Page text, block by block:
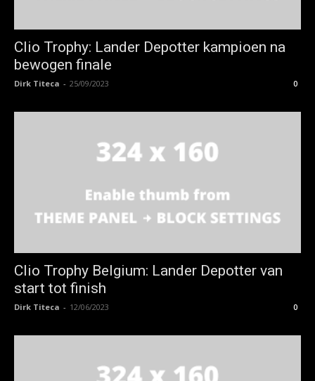
Clio Trophy: Lander Depotter kampioen na
bewogen finale
Dirk Titeca - 25/09/2023 0
Clio Trophy Belgium: Lander Depotter van
start tot finish
Dirk Titeca - 12/06/2023 0